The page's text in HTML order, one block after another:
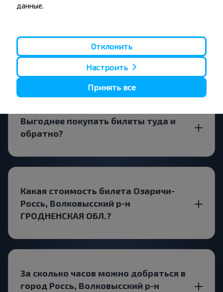
В город Россь, Волковысский р-н
ГРОДНЕНСКАЯ ОБЛ. лучше ехать
прямым рейсом или с пересадкой?
Выгоднее покупать билеты туда и
обратно?
Какая стоимость билета Озаричи-
Россь, Волковысский р-н
ГРОДНЕНСКАЯ ОБЛ.?
За сколько часов можно добраться в
город Россь, Волковысский р-н
данные.
Отклонить
Настроить
Принять все